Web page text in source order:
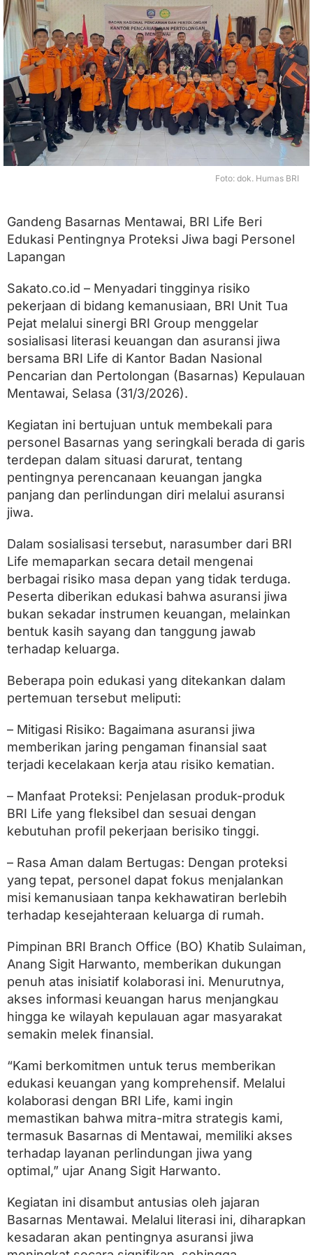
n
t
a
w
i
,
B
L
e
r
u
k
a
s
i
P
e
n
t
g
n
a
P
r
o
k
i
i
w
b
g
P
e
r
o
n
l
a
p
a
n
n
Foto: dok. Humas BRI
Gandeng Basarnas Mentawai, BRI Life Beri
Edukasi Pentingnya Proteksi Jiwa bagi Personel
Lapangan
Sakato.co.id – Menyadari tingginya risiko
pekerjaan di bidang kemanusiaan, BRI Unit Tua
Pejat melalui sinergi BRI Group menggelar
sosialisasi literasi keuangan dan asuransi jiwa
bersama BRI Life di Kantor Badan Nasional
Pencarian dan Pertolongan (Basarnas) Kepulauan
Mentawai, Selasa (31/3/2026).
Kegiatan ini bertujuan untuk membekali para
personel Basarnas yang seringkali berada di garis
terdepan dalam situasi darurat, tentang
pentingnya perencanaan keuangan jangka
panjang dan perlindungan diri melalui asuransi
jiwa.
Dalam sosialisasi tersebut, narasumber dari BRI
Life memaparkan secara detail mengenai
berbagai risiko masa depan yang tidak terduga.
Peserta diberikan edukasi bahwa asuransi jiwa
bukan sekadar instrumen keuangan, melainkan
bentuk kasih sayang dan tanggung jawab
terhadap keluarga.
Beberapa poin edukasi yang ditekankan dalam
pertemuan tersebut meliputi:
– Mitigasi Risiko: Bagaimana asuransi jiwa
memberikan jaring pengaman finansial saat
terjadi kecelakaan kerja atau risiko kematian.
– Manfaat Proteksi: Penjelasan produk-produk
BRI Life yang fleksibel dan sesuai dengan
kebutuhan profil pekerjaan berisiko tinggi.
– Rasa Aman dalam Bertugas: Dengan proteksi
yang tepat, personel dapat fokus menjalankan
misi kemanusiaan tanpa kekhawatiran berlebih
terhadap kesejahteraan keluarga di rumah.
Pimpinan BRI Branch Office (BO) Khatib Sulaiman,
Anang Sigit Harwanto, memberikan dukungan
penuh atas inisiatif kolaborasi ini. Menurutnya,
akses informasi keuangan harus menjangkau
hingga ke wilayah kepulauan agar masyarakat
semakin melek finansial.
“Kami berkomitmen untuk terus memberikan
edukasi keuangan yang komprehensif. Melalui
kolaborasi dengan BRI Life, kami ingin
memastikan bahwa mitra-mitra strategis kami,
termasuk Basarnas di Mentawai, memiliki akses
terhadap layanan perlindungan jiwa yang
optimal,” ujar Anang Sigit Harwanto.
Kegiatan ini disambut antusias oleh jajaran
Basarnas Mentawai. Melalui literasi ini, diharapkan
kesadaran akan pentingnya asuransi jiwa